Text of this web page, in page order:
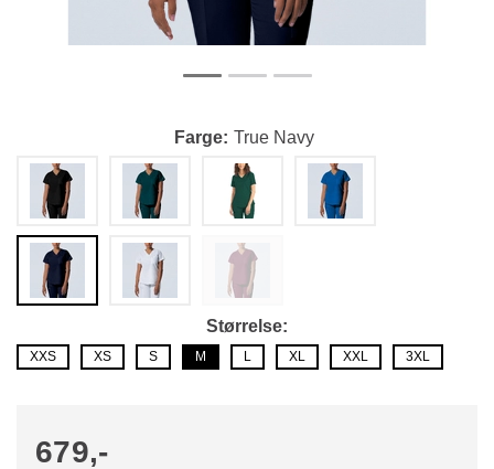
Farge True Navy
Størrelse
XXS XS S M L XL XXL 3XL
679,-